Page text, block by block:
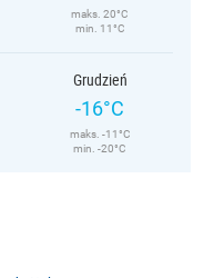
maks. 20°C
min. 11°C
Grudzień
-16°C
maks. -11°C
min. -20°C